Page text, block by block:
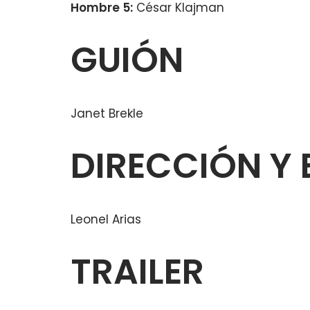
Hombre 5: César Klajman
GUIÓN
Janet Brekle
DIRECCIÓN Y
Leonel Arias
TRAILER